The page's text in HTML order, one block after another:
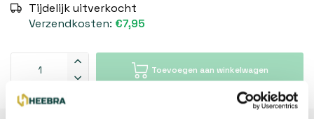
Tijdelijk uitverkocht
Verzendkosten: €7,95
Toevoegen aan winkelwagen